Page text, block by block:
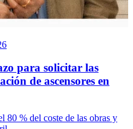
para solicitar las
de ascensores en
80 % del coste de las obras y